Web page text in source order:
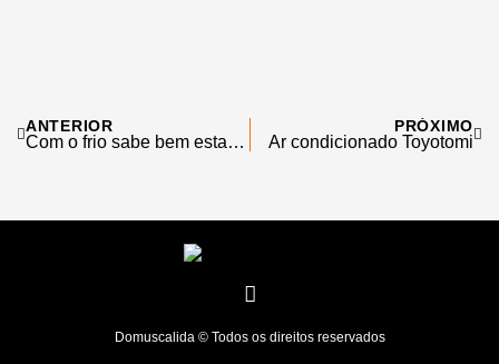
ANTERIOR
Com o frio sabe bem estar à lareira. Mas atenção à poluição
PRÓXIMO
Ar condicionado Toyotomi
Domuscalida © Todos os direitos reservados